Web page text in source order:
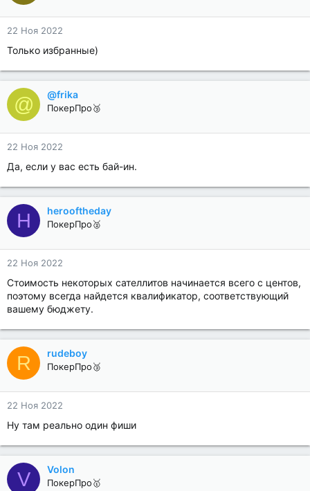
22 Ноя 2022
Только избранные)
@ @frika
ПокерПро🥉
22 Ноя 2022
Да, если у вас есть бай-ин.
H herooftheday
ПокерПро🥈
22 Ноя 2022
Стоимость некоторых сателлитов начинается всего с центов,
поэтому всегда найдется квалификатор, соответствующий
вашему бюджету.
R rudeboy
ПокерПро🥉
22 Ноя 2022
Ну там реально один фиши
V Volon
ПокерПро🥇